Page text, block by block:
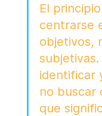
El
centrarse
objetivos,
identificar
no buscar
que